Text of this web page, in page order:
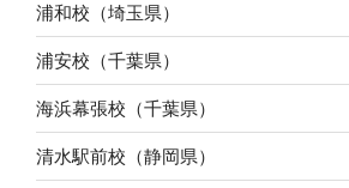
浦和校（埼玉県）
浦安校（千葉県）
海浜幕張校（千葉県）
清水駅前校（静岡県）